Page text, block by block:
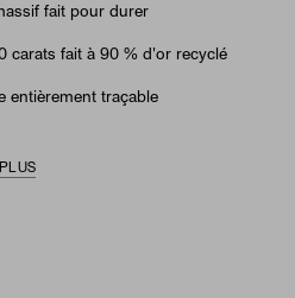
fait pour durer
carats fait à 90 % d'or recyclé
entièrement traçable